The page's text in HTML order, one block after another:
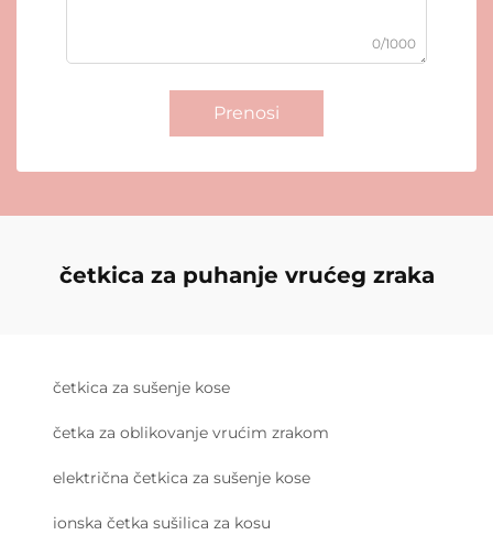
0/1000
Prenosi
četkica za puhanje vrućeg zraka
četkica za sušenje kose
četka za oblikovanje vrućim zrakom
električna četkica za sušenje kose
ionska četka sušilica za kosu